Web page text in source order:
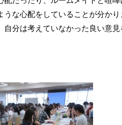
な心配をしていることが分か
分は考えていなかった良い意